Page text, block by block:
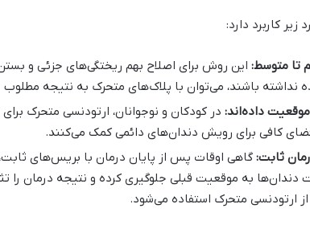
کاربرد دارد:
تا متوسط: این روش برای اصلاح بهم ریختگی‌های جزئی و
نداشته باشند، می‌توان با پلاک‌های متحرک به نتیجه مطلوب
داده‌اند: در کودکان و نوجوانان، ارتودنسی متحرک
کافی برای رویش دندان‌های دائمی کمک می‌کنند.
ثابت:گاهی اوقات پس از پایان درمان با بریس‌های
دندان‌ها به موقعیت قبلی جلوگیری کرده و نتیجه درمان را
ارتودنسی متحرک استفاده می‌شود.